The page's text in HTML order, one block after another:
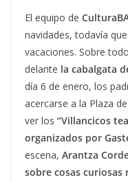
El equipo de
navidades, todavía
vacaciones. Sobre
delante la cabalgata
día 6 de enero, los
acercarse a la Plaza
ver los “Villancicos
organizados por
escena, Arantza
sobre cosas curiosas